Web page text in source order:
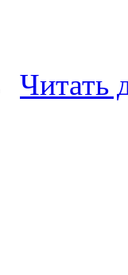
Читать